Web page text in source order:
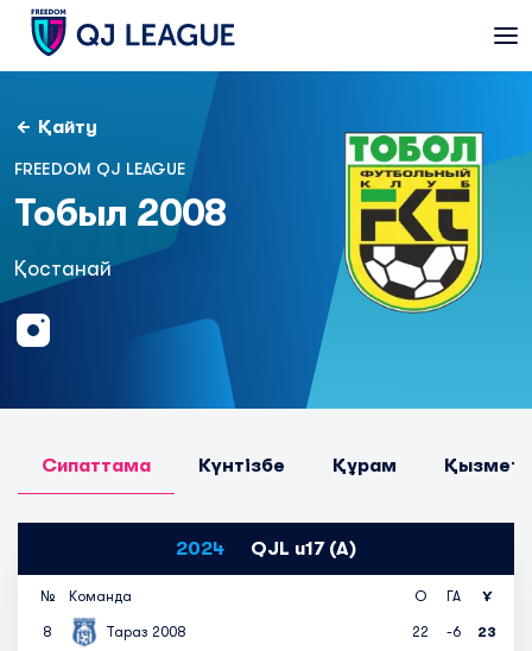
Қайту
FREEDOM QJ LEAGUE
Тобыл 2008
Қостанай
Сипаттама Күнтізбе Құрам
2024 QJL u17 (A)
№ Команда О ГА Ұ
8 Тараз 2008 22 -6 23